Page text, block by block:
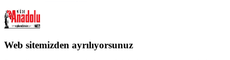
Web sitemizden ayrılıyorsunuz